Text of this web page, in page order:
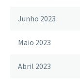
Junho 2023
Maio 2023
Abril 2023